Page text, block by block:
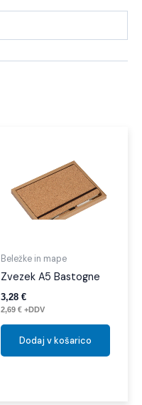
Beležke in mape
Zvezek A5 Bastogne
3,28 €
2,69 € +DDV
Dodaj v košarico